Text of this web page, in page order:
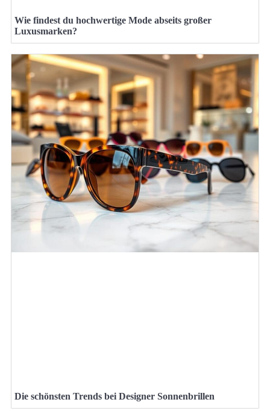
Wie findest du hochwertige Mode abseits großer
Luxusmarken?
Die schönsten Trends bei Designer Sonnenbrillen